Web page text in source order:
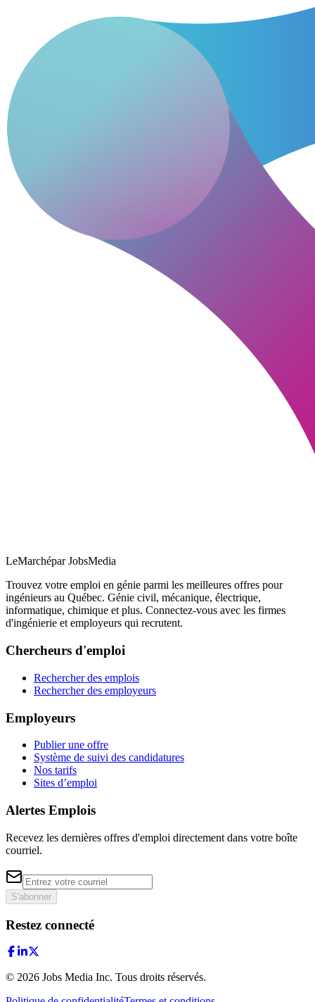
LeMarchépar JobsMedia
Trouvez votre emploi en génie parmi les meilleures offres pour
ingénieurs au Québec. Génie civil, mécanique, électrique,
informatique, chimique et plus. Connectez-vous avec les firmes
d'ingénierie et employeurs qui recrutent.
Chercheurs d'emploi
Rechercher des emplois
Rechercher des employeurs
Employeurs
Publier une offre
Système de suivi des candidatures
Nos tarifs
Sites d’emploi
Alertes Emplois
Recevez les dernières offres d'emploi directement dans votre boîte
courriel.
S'abonner
Restez connecté
© 2026 Jobs Media Inc. Tous droits réservés.